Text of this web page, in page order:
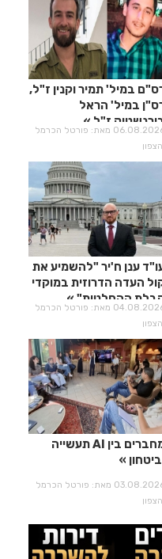
במיל' תמיר וקנין ז"ל,
במיל' הראל
ז"ל
06.08.2026 מאת: פורטל הכרמל
ענן ח'יר "להשמיע את
העדה הדרוזית במוקדי
ההחלטות"
04.08.2026 מאת: פורטל הכרמל
מחברים בין AI תעשייה
03.08.2026 מאת: פורטל הכרמל